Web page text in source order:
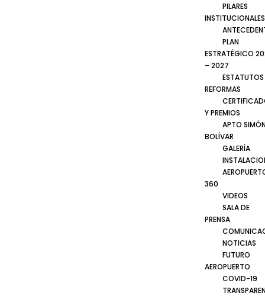
PILARES
INSTITUCIONALES
PLAN
ESTRATÉGICO
– 2027
ESTATUTOS
REFORMAS
Y PREMIOS
APTO
BOLÍVAR
GALERÍA
360
VIDEOS
SALA DE
PRENSA
NOTICIAS
FUTURO
AEROPUERTO
COVID-19